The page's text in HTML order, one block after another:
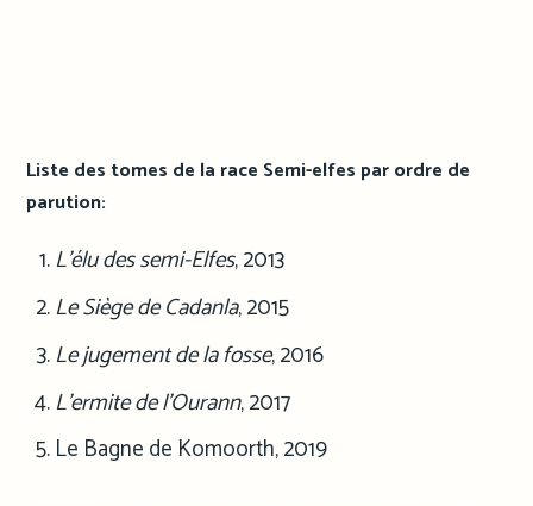
Liste des tomes de la race Semi-elfes par ordre de
parution:
L’élu des semi-Elfes, 2013
Le Siège de Cadanla, 2015
Le jugement de la fosse, 2016
L’ermite de l’Ourann, 2017
Le Bagne de Komoorth, 2019